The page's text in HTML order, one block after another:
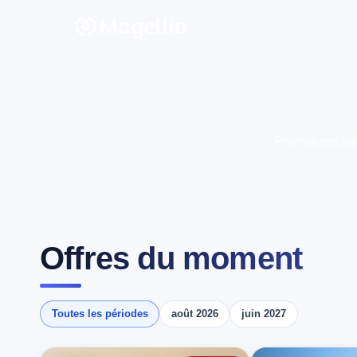
Offres du moment
Toutes les périodes août 2026 juin 2027